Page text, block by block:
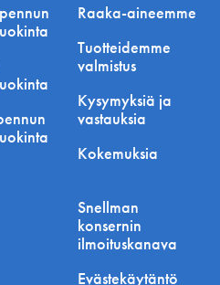
Raaka-aineemme
Tuotteidemme
valmistus
Kysymyksiä ja
vastauksia
Kokemuksia
Snellman
konsernin
ilmoituskanava
Evästekäytäntö